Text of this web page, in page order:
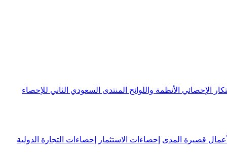
الإحصائي الأنظمة واللوائح المنتدى السعودي الثاني للإحصاء
قصيرة المدى إحصاءات الاستثمار إحصاءات التجارة الدولية